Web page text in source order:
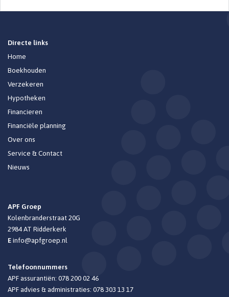
Directe links
Home
Boekhouden
Verzekeren
Hypotheken
Financieren
Financiële planning
Over ons
Service & Contact
Nieuws
APF Groep
Kolenbranderstraat 20G
2984 AT Ridderkerk
Einfo@apfgroep.nl
Telefoonnummers
APF assurantiën: 078 200 02 46
APF advies & administraties: 078 303 13 17